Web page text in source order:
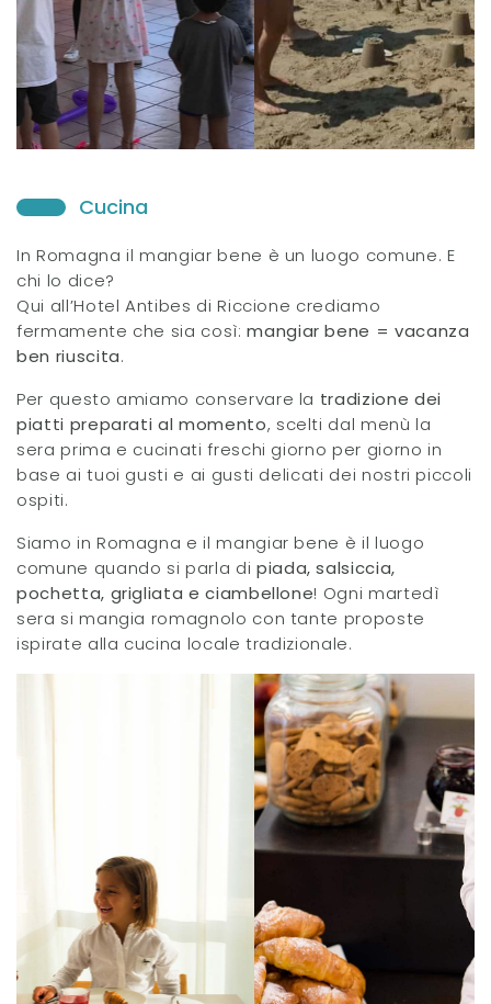
Cucina
In Romagna il mangiar bene è un luogo comune. E
chi lo dice?
Qui all’Hotel Antibes di Riccione crediamo
fermamente che sia così:mangiar bene = vacanza
ben riuscita.
Per questo amiamo conservare la tradizione dei
piatti preparati al momento, scelti dal menù la
sera prima e cucinati freschi giorno per giorno in
base ai tuoi gusti e ai gusti delicati dei nostri piccoli
ospiti.
Siamo in Romagna e il mangiar bene è il luogo
comune quando si parla di piada, salsiccia,
pochetta, grigliata e ciambellone! Ogni martedì
sera si mangia romagnolo con tante proposte
ispirate alla cucina locale tradizionale.